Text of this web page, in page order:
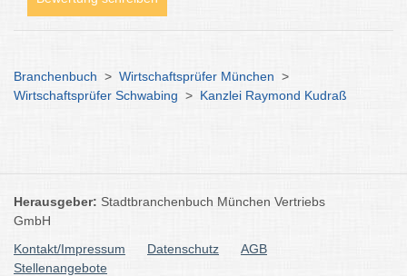
Branchenbuch > Wirtschaftsprüfer München >
Wirtschaftsprüfer Schwabing > Kanzlei Raymond Kudraß
Herausgeber: Stadtbranchenbuch München Vertriebs
GmbH
Kontakt/Impressum
Datenschutz
AGB
Stellenangebote